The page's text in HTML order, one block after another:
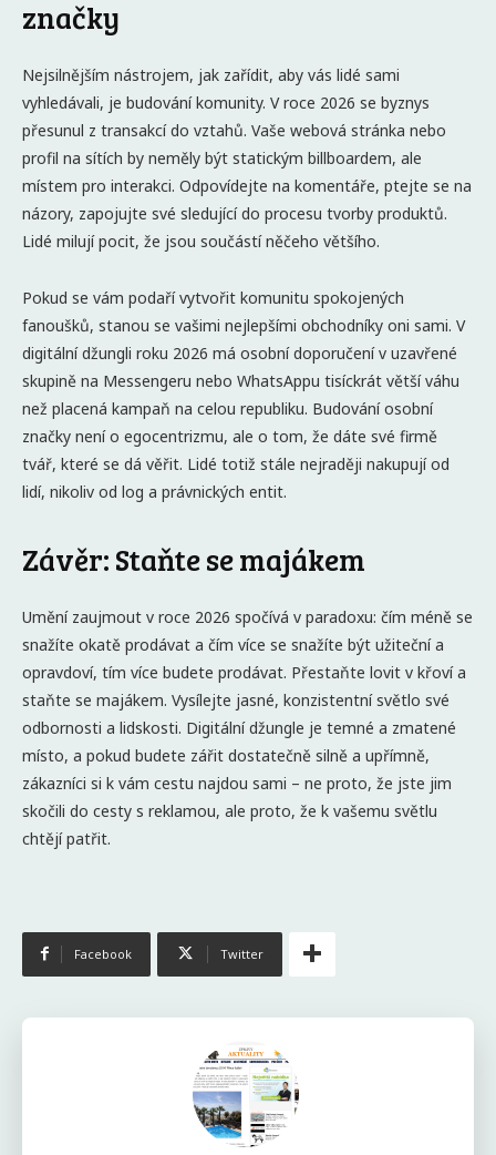
značky
Nejsilnějším nástrojem, jak zařídit, aby vás lidé sami
vyhledávali, je budování komunity. V roce 2026 se byznys
přesunul z transakcí do vztahů. Vaše webová stránka nebo
profil na sítích by neměly být statickým billboardem, ale
místem pro interakci. Odpovídejte na komentáře, ptejte se na
názory, zapojujte své sledující do procesu tvorby produktů.
Lidé milují pocit, že jsou součástí něčeho většího.
Pokud se vám podaří vytvořit komunitu spokojených
fanoušků, stanou se vašimi nejlepšími obchodníky oni sami. V
digitální džungli roku 2026 má osobní doporučení v uzavřené
skupině na Messengeru nebo WhatsAppu tisíckrát větší váhu
než placená kampaň na celou republiku. Budování osobní
značky není o egocentrizmu, ale o tom, že dáte své firmě
tvář, které se dá věřit. Lidé totiž stále nejraději nakupují od
lidí, nikoliv od log a právnických entit.
Závěr: Staňte se majákem
Umění zaujmout v roce 2026 spočívá v paradoxu: čím méně se
snažíte okatě prodávat a čím více se snažíte být užiteční a
opravdoví, tím více budete prodávat. Přestaňte lovit v křoví a
staňte se majákem. Vysílejte jasné, konzistentní světlo své
odbornosti a lidskosti. Digitální džungle je temné a zmatené
místo, a pokud budete zářit dostatečně silně a upřímně,
zákazníci si k vám cestu najdou sami – ne proto, že jste jim
skočili do cesty s reklamou, ale proto, že k vašemu světlu
chtějí patřit.
Facebook Twitter